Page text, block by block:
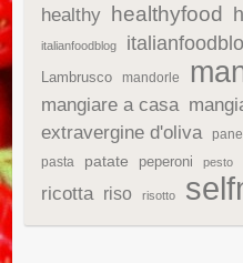
healthy healthyfood
italianfoodblog
Lambrusco mandorle
mangiare a casa
extravergine d'oliva
pasta patate peperoni pesto
ricotta riso risotto